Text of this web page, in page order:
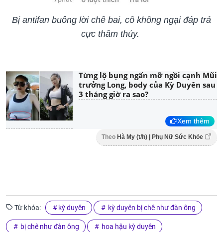
Bị antifan buông lời chê bai, cô không ngại đáp trả
cực thâm thúy.
Từng lộ bụng ngấn mỡ ngồi cạnh Mũi
trưởng Long, body của Kỳ Duyên sau
3 tháng giờ ra sao?
Xem thêm
Theo Hà My (t/h) | Phụ Nữ Sức Khỏe
Từ khóa: kỳ duyên kỳ duyên bị chê như đàn ông
bị chê như đàn ông hoa hậu kỳ duyên